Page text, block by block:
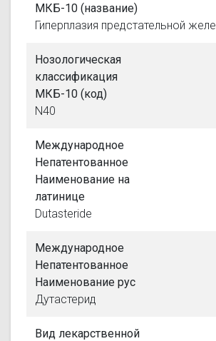
МКБ-10 (название)
Гиперплазия предстательной
Нозологическая
классификация
МКБ-10 (код)
N40
Международное
Непатентованное
Наименование на
латинице
Dutasteride
Международное
Непатентованное
Наименование рус
Дутастерид
Вид лекарственной